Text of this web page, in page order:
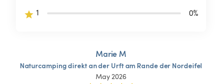
1
0%
Marie M
Naturcampingdirektander Urftam Randeder Nordeifel
May 2026